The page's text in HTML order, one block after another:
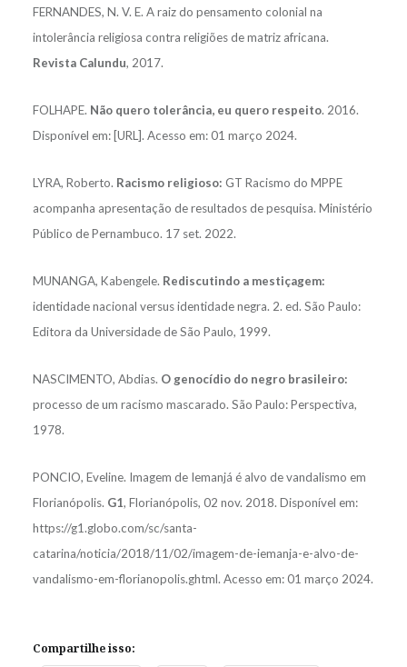
FERNANDES, N. V. E. A raiz do pensamento colonial na
intolerância religiosa contra religiões de matriz africana.
Revista Calundu, 2017.
FOLHAPE. Não quero tolerância, eu quero respeito. 2016.
Disponível em: [URL]. Acesso em: 01 março 2024.
LYRA, Roberto. Racismo religioso: GT Racismo do MPPE
acompanha apresentação de resultados de pesquisa. Ministério
Público de Pernambuco. 17 set. 2022.
MUNANGA, Kabengele. Rediscutindo a mestiçagem:
identidade nacional versus identidade negra. 2. ed. São Paulo:
Editora da Universidade de São Paulo, 1999.
NASCIMENTO, Abdias. O genocídio do negro brasileiro:
processo de um racismo mascarado. São Paulo: Perspectiva,
1978.
PONCIO, Eveline. Imagem de Iemanjá é alvo de vandalismo em
Florianópolis. G1, Florianópolis, 02 nov. 2018. Disponível em:
https://g1.globo.com/sc/santa-
catarina/noticia/2018/11/02/imagem-de-iemanja-e-alvo-de-
vandalismo-em-florianopolis.ghtml. Acesso em: 01 março 2024.
Compartilhe isso: